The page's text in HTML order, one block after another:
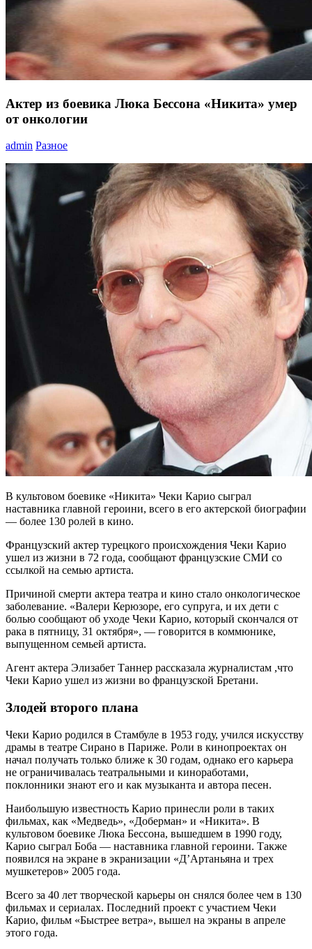
Актер из боевика Люка Бессона «Никита» умер
от онкологии
admin Разное
В культовом боевике «Никита» Чеки Карио сыграл
наставника главной героини, всего в его актерской биографии
— более 130 ролей в кино.
Французский актер турецкого происхождения Чеки Карио
ушел из жизни в 72 года, сообщают французские СМИ со
ссылкой на семью артиста.
Причиной смерти актера театра и кино стало онкологическое
заболевание. «Валери Керюзоре, его супруга, и их дети с
болью сообщают об уходе Чеки Карио, который скончался от
рака в пятницу, 31 октября», — говорится в коммюнике,
выпущенном семьей артиста.
Агент актера Элизабет Таннер рассказала журналистам ,что
Чеки Карио ушел из жизни во французской Бретани.
Злодей второго плана
Чеки Карио родился в Стамбуле в 1953 году, учился искусству
драмы в театре Сирано в Париже. Роли в кинопроектах он
начал получать только ближе к 30 годам, однако его карьера
не ограничивалась театральными и киноработами,
поклонники знают его и как музыканта и автора песен.
Наибольшую известность Карио принесли роли в таких
фильмах, как «Медведь», «Доберман» и «Никита». В
культовом боевике Люка Бессона, вышедшем в 1990 году,
Карио сыграл Боба — наставника главной героини. Также
появился на экране в экранизации «Д’Артаньяна и трех
мушкетеров» 2005 года.
Всего за 40 лет творческой карьеры он снялся более чем в 130
фильмах и сериалах. Последний проект с участием Чеки
Карио, фильм «Быстрее ветра», вышел на экраны в апреле
этого года.